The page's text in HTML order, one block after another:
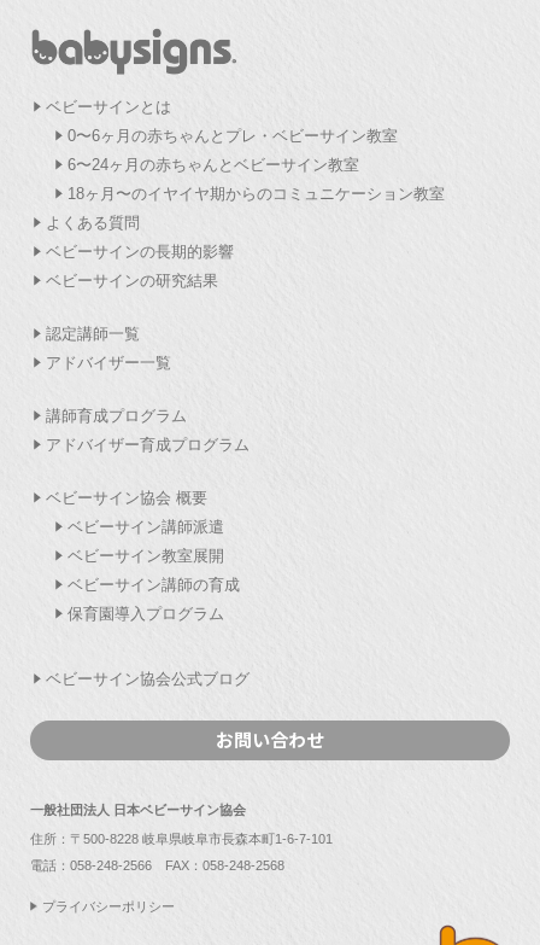
ベビーサインとは
0〜6ヶ月の赤ちゃんとプレ・ベビーサイン教室
6〜24ヶ月の赤ちゃんとベビーサイン教室
18ヶ月〜のイヤイヤ期からのコミュニケーション教室
よくある質問
ベビーサインの長期的影響
ベビーサインの研究結果
認定講師一覧
アドバイザー一覧
講師育成プログラム
アドバイザー育成プログラム
ベビーサイン協会 概要
ベビーサイン講師派遣
ベビーサイン教室展開
ベビーサイン講師の育成
保育園導入プログラム
ベビーサイン協会公式ブログ
お問い合わせ
一般社団法人 日本ベビーサイン協会
住所：〒500-8228 岐阜県岐阜市長森本町1-6-7-101
電話： 058-248-2566 FAX：058-248-2568
プライバシーポリシー